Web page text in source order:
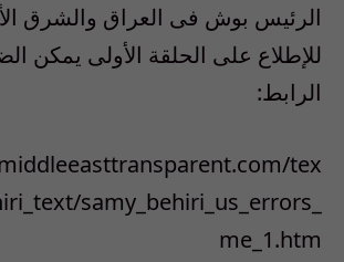
الرئيس بوش فى العراق والشرق
للإطلاع على الحلقة الأولى يمكن
الرابط:
tex
samy_behiri_us_errors_
me_1.htm